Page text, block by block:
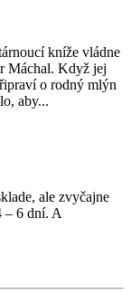
kníže vládne
Máchal. Když jej
o rodný mlýn
aby...
ale zvyčajne
– 6 dní. A